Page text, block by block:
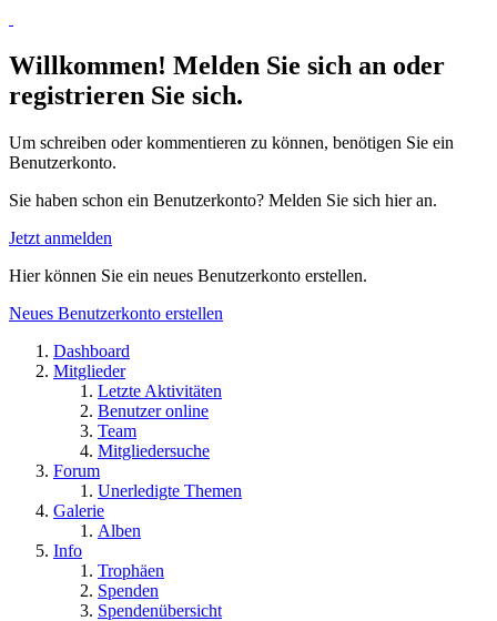
Willkommen! Melden Sie sich an oder
registrieren Sie sich.
Um schreiben oder kommentieren zu können, benötigen Sie ein
Benutzerkonto.
Sie haben schon ein Benutzerkonto? Melden Sie sich hier an.
Jetzt anmelden
Hier können Sie ein neues Benutzerkonto erstellen.
Neues Benutzerkonto erstellen
Dashboard
Mitglieder
Letzte Aktivitäten
Benutzer online
Team
Mitgliedersuche
Forum
Unerledigte Themen
Galerie
Alben
Info
Trophäen
Spenden
Spendenübersicht